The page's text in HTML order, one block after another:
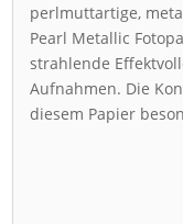
perlmuttartige,
Pearl Metallic
strahlende
Aufnahmen. Die
diesem Papier